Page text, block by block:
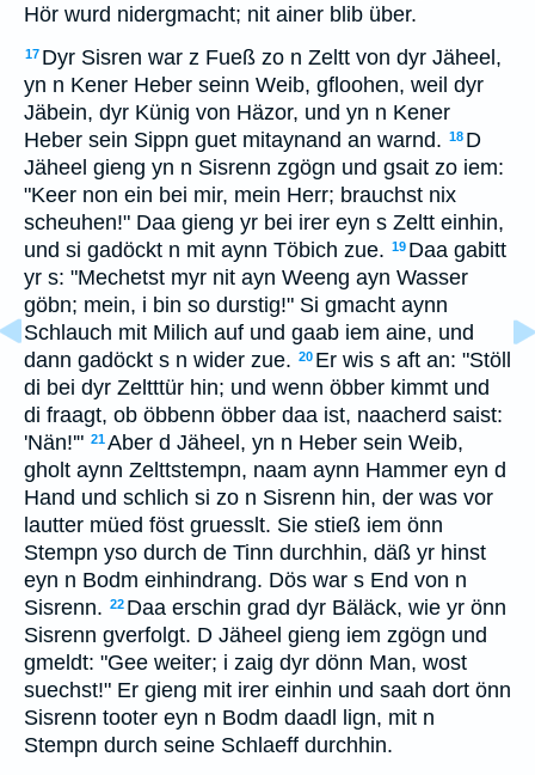
Hör wurd nidergmacht; nit ainer blib über.
17 Dyr Sisren war z Fueß zo n Zeltt von dyr Jäheel,
yn n Kener Heber seinn Weib, gfloohen, weil dyr
Jäbein, dyr Künig von Häzor, und yn n Kener
Heber sein Sippn guet mitaynand an warnd. 18 D
Jäheel gieng yn n Sisrenn zgögn und gsait zo iem:
"Keer non ein bei mir, mein Herr; brauchst nix
scheuhen!" Daa gieng yr bei irer eyn s Zeltt einhin,
und si gadöckt n mit aynn Töbich zue. 19 Daa gabitt
yr s: "Mechetst myr nit ayn Weeng ayn Wasser
göbn; mein, i bin so durstig!" Si gmacht aynn
Schlauch mit Milich auf und gaab iem aine, und
dann gadöckt s n wider zue. 20 Er wis s aft an: "Stöll
di bei dyr Zeltttür hin; und wenn öbber kimmt und
di fraagt, ob öbbenn öbber daa ist, naacherd saist:
'Nän!'" 21Aber d Jäheel, yn n Heber sein Weib,
gholt aynn Zelttstempn, naam aynn Hammer eyn d
Hand und schlich si zo n Sisrenn hin, der was vor
lautter müed föst gruesslt. Sie stieß iem önn
Stempn yso durch de Tinn durchhin, däß yr hinst
eyn n Bodm einhindrang. Dös war s End von n
Sisrenn. 22 Daa erschin grad dyr Bäläck, wie yr önn
Sisrenn gverfolgt. D Jäheel gieng iem zgögn und
gmeldt: "Gee weiter; i zaig dyr dönn Man, wost
suechst!" Er gieng mit irer einhin und saah dort önn
Sisrenn tooter eyn n Bodm daadl lign, mit n
Stempn durch seine Schlaeff durchhin.